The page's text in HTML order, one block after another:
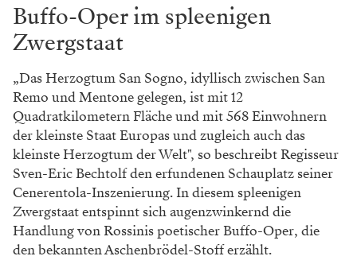
Buffo-Oper im spleenigen
Zwergstaat
„Das Herzogtum San Sogno, idyllisch zwischen San
Remo und Mentone gelegen, ist mit 12
Quadratkilometern Fläche und mit 568 Einwohnern
der kleinste Staat Europas und zugleich auch das
kleinste Herzogtum der Welt", so beschreibt Regisseur
Sven-Eric Bechtolf den erfundenen Schauplatz seiner
Cenerentola-Inszenierung. In diesem spleenigen
Zwergstaat entspinnt sich augenzwinkernd die
Handlung von Rossinis poetischer Buffo-Oper, die
den bekannten Aschenbrödel-Stoff erzählt.